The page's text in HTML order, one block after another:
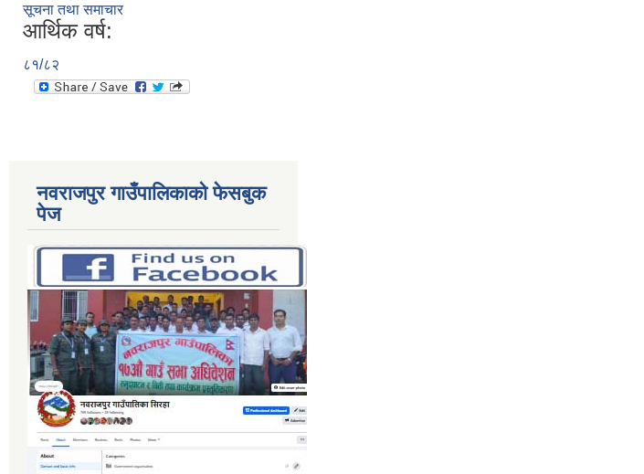
सूचना तथा समाचार
आर्थिक वर्ष:
८१/८२
नवराजपुर गाउँपालिकाको फेसबुक
पेज